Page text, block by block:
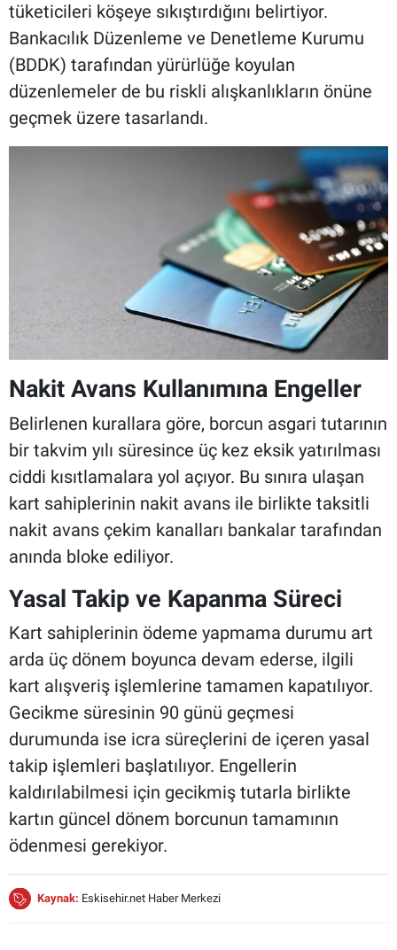
tüketicileri köşeye sıkıştırdığını belirtiyor.
Bankacılık Düzenleme ve Denetleme Kurumu
(BDDK) tarafından yürürlüğe koyulan
düzenlemeler de bu riskli alışkanlıkların önüne
geçmek üzere tasarlandı.
Nakit Avans Kullanımına Engeller
Belirlenen kurallara göre, borcun asgari tutarının
bir takvim yılı süresince üç kez eksik yatırılması
ciddi kısıtlamalara yol açıyor. Bu sınıra ulaşan
kart sahiplerinin nakit avans ile birlikte taksitli
nakit avans çekim kanalları bankalar tarafından
anında bloke ediliyor.
Yasal Takip ve Kapanma Süreci
Kart sahiplerinin ödeme yapmama durumu art
arda üç dönem boyunca devam ederse, ilgili
kart alışveriş işlemlerine tamamen kapatılıyor.
Gecikme süresinin 90 günü geçmesi
durumunda ise icra süreçlerini de içeren yasal
takip işlemleri başlatılıyor. Engellerin
kaldırılabilmesi için gecikmiş tutarla birlikte
kartın güncel dönem borcunun tamamının
ödenmesi gerekiyor.
Kaynak: Eskisehir.net Haber Merkezi